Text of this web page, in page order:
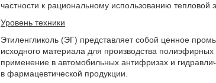
частности к рациональному использованию тепловой
Уровень техники
Этиленгликоль (ЭГ) представляет собой ценное
исходного материала для производства
применение в автомобильных антифризах и
в фармацевтической продукции.